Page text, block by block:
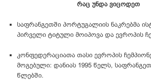
რაც უნდა ვიცოდეთ
საფრანგეთში პორტუგალიის ნაკრებმა
პირველი ტიტული მოიპოვა და ევროპის
კონფედერაციათა თასი ევროპის
მოგებული: დანიას 1995 წელს,
წლებში.